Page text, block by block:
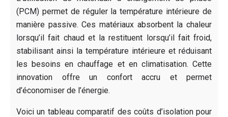
(PCM) permet de réguler la température intérieure de
manière passive. Ces matériaux absorbent la chaleur
lorsqu’il fait chaud et la restituent lorsqu’il fait froid,
stabilisant ainsi la température intérieure et réduisant
les besoins en chauffage et en climatisation. Cette
innovation offre un confort accru et permet
d’économiser de l’énergie.
Voici un tableau comparatif des coûts d’isolation pour